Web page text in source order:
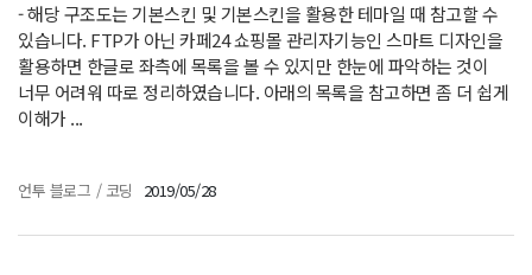
- 해당 구조도는 기본스킨 및 기본스킨을 활용한 테마일 때 참고할 수
있습니다. FTP가 아닌 카페24 쇼핑몰 관리자기능인 스마트 디자인을
활용하면 한글로 좌측에 목록을 볼 수 있지만 한눈에 파악하는 것이
너무 어려워 따로 정리하였습니다. 아래의 목록을 참고하면 좀 더 쉽게
이해가 ...
언투 블로그 / 코딩 2019/05/28